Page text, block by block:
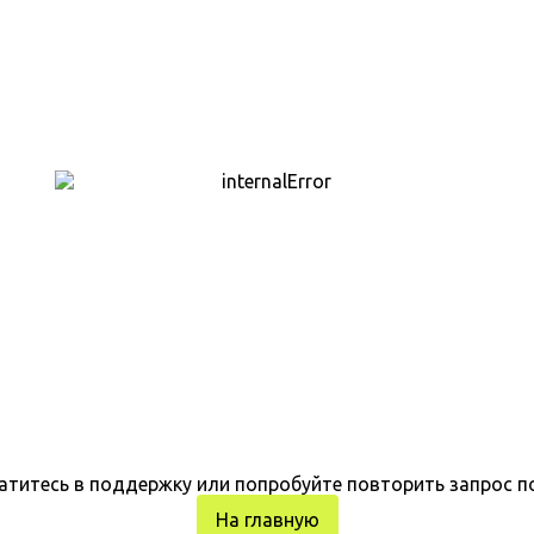
в поддержку или попробуйте повторить запрос
На главную